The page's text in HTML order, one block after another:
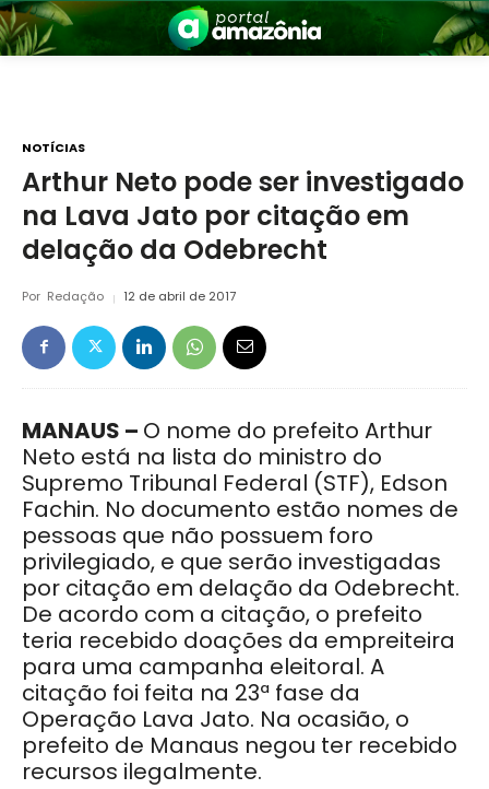
Amazônia
NOTÍCIAS
Arthur Neto pode ser investigado
na Lava Jato por citação em
delação da Odebrecht
Por Redação 12 de abril de 2017
MANAUS – O nome do prefeito Arthur
Neto está na lista do ministro do
Supremo Tribunal Federal (STF), Edson
Fachin. No documento estão nomes de
pessoas que não possuem foro
privilegiado, e que serão investigadas
por citação em delação da Odebrecht.
De acordo com a citação, o prefeito
teria recebido doações da empreiteira
para uma campanha eleitoral. A
citação foi feita na 23ª fase da
Operação Lava Jato. Na ocasião, o
prefeito de Manaus negou ter recebido
recursos ilegalmente.